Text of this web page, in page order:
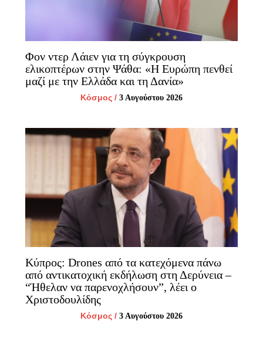
Φον ντερ Λάιεν για τη σύγκρουση
ελικοπτέρων στην Ψάθα: «Η Ευρώπη πενθεί
μαζί με την Ελλάδα και τη Δανία»
Κόσμος / 3 Αυγούστου 2026
Κύπρος: Drones από τα κατεχόμενα πάνω
από αντικατοχική εκδήλωση στη Δερύνεια –
“Ήθελαν να παρενοχλήσουν”, λέει ο
Χριστοδουλίδης
Κόσμος / 3 Αυγούστου 2026